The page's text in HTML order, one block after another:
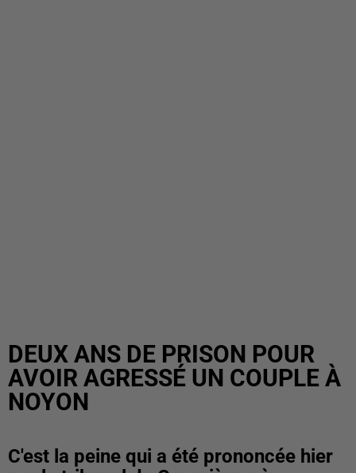
DEUX ANS DE PRISON POUR
AVOIR AGRESSÉ UN COUPLE À
NOYON
C'est la peine qui a été prononcée hier